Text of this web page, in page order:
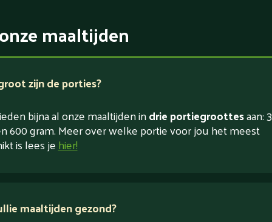
maaltijden
zijn de porties?
bijna al onze maaltijden indrie portiegroottesaan:
600 gram. Meer over welke portie voor jou het meest
is lees jehier!
maaltijden gezond?